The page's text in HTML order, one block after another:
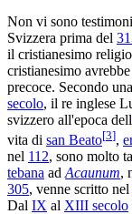
Non vi sono
Svizzera prima del
il cristianesimo
cristianesimo
precoce. Secondo
secolo, il re inglese
svizzero all'epoca
vita di san Beato[3],
nel 112, sono molto
tebana adAcaunum,
305, venne scritto nel
Dal IX al XIII secolo